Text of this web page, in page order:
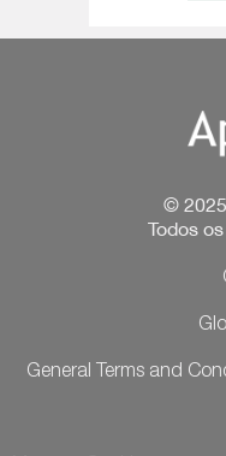
©
Todos
General Terms and